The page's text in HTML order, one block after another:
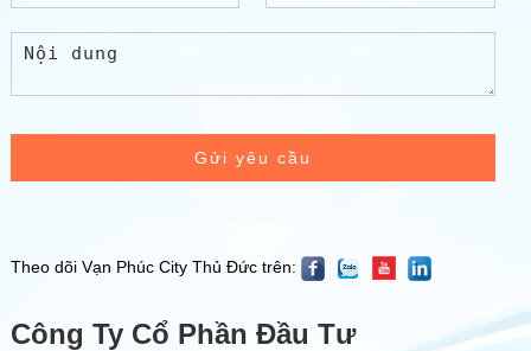
Gửi yêu cầu
Theo dõi Vạn Phúc City Thủ Đức trên:
Công Ty Cổ Phần Đầu Tư